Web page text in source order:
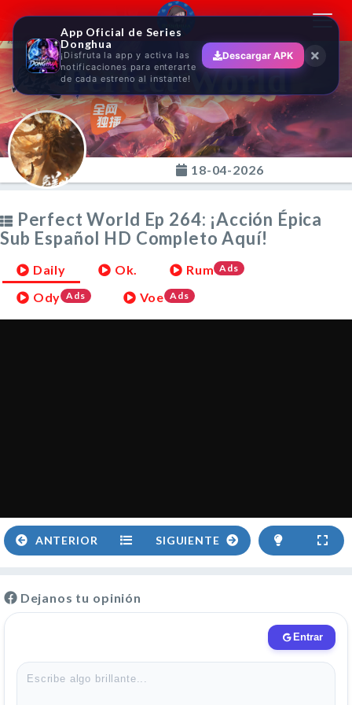
Perfect World
18-04-2026
Perfect World Ep 264: ¡Acción Épica
Sub Español HD Completo Aquí!
Daily Ok. Rum Ads
Ody Ads Voe Ads
ANTERIOR SIGUIENTE
Dejanos tu opinión
App Oficial de Series
Donghua
¡Disfruta la app y activa las
notificaciones para enterarte
de cada estreno al instante!
Descargar APK